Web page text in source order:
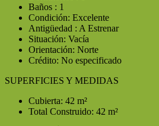
Baños : 1
Condición: Excelente
Antigüedad : A Estrenar
Situación: Vacía
Orientación: Norte
Crédito: No especificado
SUPERFICIES Y MEDIDAS
Cubierta: 42 m²
Total Construido: 42 m²